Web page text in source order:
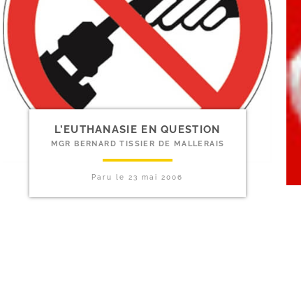
L’EUTHANASIE EN QUESTION
MGR BERNARD TISSIER DE MALLERAIS
Paru le23 mai 2006